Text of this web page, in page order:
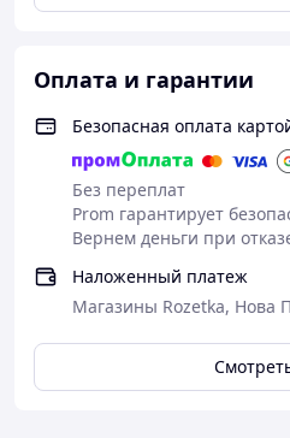
Оплата и гарантии
Безопасная оплата
Без переплат
Prom гарантирует
Вернем деньги при
Наложенный платеж
Магазины Rozetka, Нова